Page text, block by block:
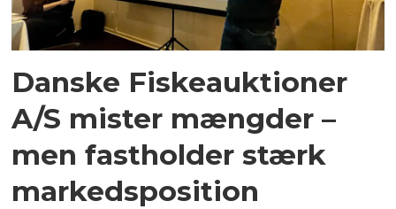
Danske Fiskeauktioner
A/S mister mængder –
men fastholder stærk
markedsposition